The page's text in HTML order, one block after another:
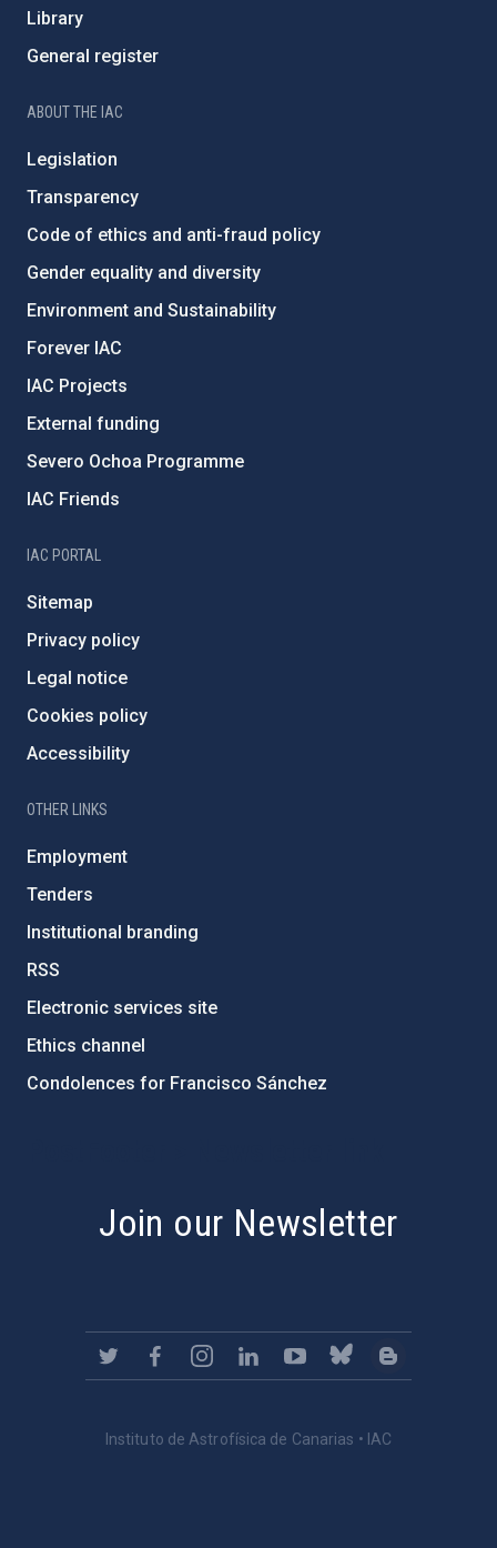
Library
General register
ABOUT THE IAC
Legislation
Transparency
Code of ethics and anti-fraud policy
Gender equality and diversity
Environment and Sustainability
Forever IAC
IAC Projects
External funding
Severo Ochoa Programme
IAC Friends
IAC PORTAL
Sitemap
Privacy policy
Legal notice
Cookies policy
Accessibility
OTHER LINKS
Employment
Tenders
Institutional branding
RSS
Electronic services site
Ethics channel
Condolences for Francisco Sánchez
Join our Newsletter
Instituto de Astrofísica de Canarias • IAC